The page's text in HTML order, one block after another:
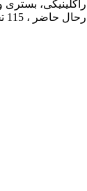
فعال دارد .